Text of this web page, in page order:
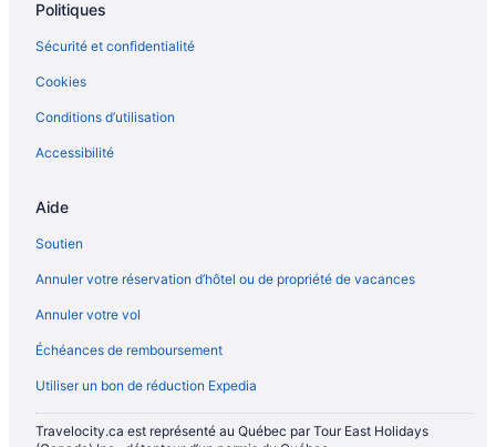
Politiques
Sécurité et confidentialité
Cookies
Conditions d’utilisation
Accessibilité
Aide
Soutien
Annuler votre réservation d’hôtel ou de propriété de vacances
Annuler votre vol
Échéances de remboursement
Utiliser un bon de réduction Expedia
Travelocity.ca est représenté au Québec par Tour East Holidays